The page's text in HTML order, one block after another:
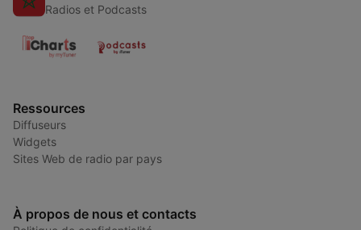
Radios et Podcasts
Ressources
Diffuseurs
Widgets
Sites Web de radio par pays
À propos de nous et contacts